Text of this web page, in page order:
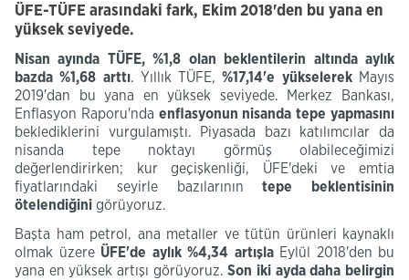
ÜFE-TÜFE arasındaki fark, Ekim 2018'den bu yana en
yüksek seviyede.
Nisan ayında TÜFE, %1,8 olan beklentilerin altında aylık
bazda %1,68 arttı. Yıllık TÜFE,%17,14'e yükselerek Mayıs
2019'dan bu yana en yüksek seviyede. Merkez Bankası,
Enflasyon Raporu'nda enflasyonun nisanda tepe yapmasını
beklediklerini vurgulamıştı. Piyasada bazı katılımcılar da
nisanda tepe noktayı görmüş olabileceğimizi
değerlendirirken; kur geçişkenliği, ÜFE'deki ve emtia
fiyatlarındaki seyirle bazılarınıntepe beklentisinin
ötelendiğini görüyoruz.
Başta ham petrol, ana metaller ve tütün ürünleri kaynaklı
olmak üzere ÜFE'de aylık %4,34 artışla Eylül 2018'den bu
yana en yüksek artışı görüyoruz.Son iki ayda daha belirgin